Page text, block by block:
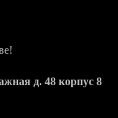
д. 48 корпус 8